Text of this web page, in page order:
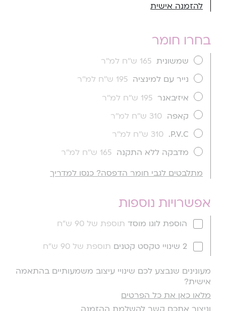
להזמנה אישית
בחרו חומר
שמשונית 165 ש''ח למ''ר
נייר עם למינציה 195 ש''ח למ''ר
איזיבאנר 195 ש''ח למ''ר
קאפה 310 ש''ח למ''ר
P.V.C.
310 ש''ח למ''ר
מדבקה ללא התקנה 165 ש''ח למ''ר
מתלבטים לגבי חומר הדפסה? כנסו למדריך
אפשרויות נוספות
הוספת לוגו מוסד תוספת של 90 ש"ח
2 שינויי טקסט קטנים תוספת של 90 ש"ח
מעונינים שנבצע לכם שינויי עיצוב משמעותיים בהתאמה
אישית?
מלאו כאן את כל הפרטים